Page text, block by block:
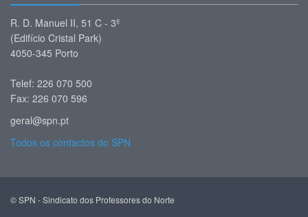
R. D. Manuel II, 51 C - 3º
(Edifício Cristal Park)
4050-345 Porto
Telef: 226 070 500
Fax: 226 070 596
geral@spn.pt
Todos os contactos do SPN
© SPN - Sindicato dos Professores do Norte